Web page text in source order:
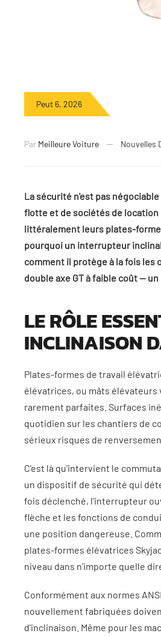
Peut 6, 2026
Par Meilleure Voiture Nouvelles
La sécurité n'est pas
flotte et de sociétés de
littéralement leurs plates-
pourquoi un interrupteur
comment il protège à la fois
double axe GT à faible coût— un
LE RÔLE
INCLINAISON
Plates-formes de travail
élévatrices, ou mâts
rarement parfaites. Surfaces
quotidien sur les chantiers de
sérieux risques de
C'est là qu'intervient le
un dispositif de sécurité qui
fois déclenché, l'interrupteur
flèche et les fonctions de
une position dangereuse .
plates-formes élévatrices
niveau dans n'importe quelle
Conformément aux normes
nouvellement fabriquées
d'inclinaison . Même pour les